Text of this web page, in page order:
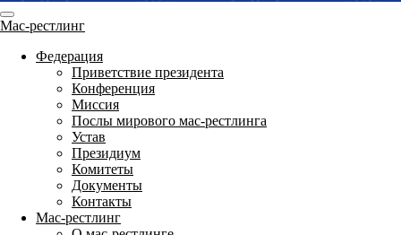
Мас-рестлинг
Федерация
Приветствие президента
Конференция
Миссия
Послы мирового мас-рестлинга
Устав
Президиум
Комитеты
Документы
Контакты
Мас-рестлинг